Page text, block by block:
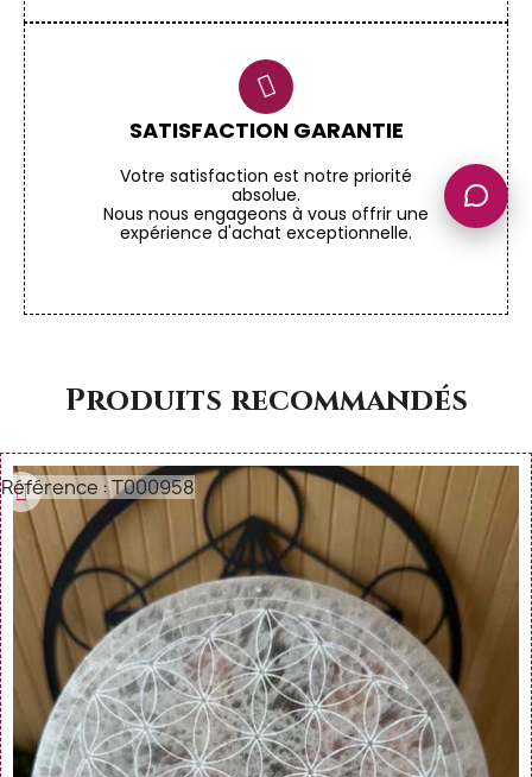
SATISFACTION GARANTIE
Votre satisfaction est notre priorité
absolue.
Nous nous engageons à vous offrir une
expérience d'achat exceptionnelle.
Produits recommandés
Référence : T000958